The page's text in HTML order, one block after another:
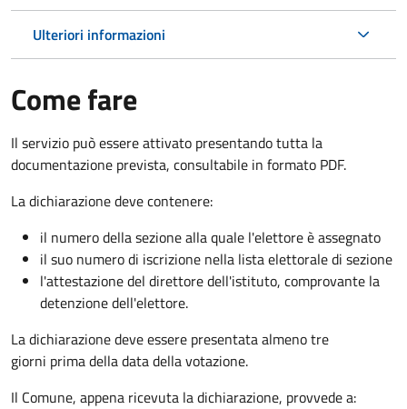
Ulteriori informazioni
Come fare
Il servizio può essere attivato presentando tutta la
documentazione prevista, consultabile in formato PDF.
La dichiarazione deve contenere:
il numero della sezione alla quale l'elettore è assegnato
il suo numero di iscrizione nella lista elettorale di sezione
l'attestazione del direttore dell'istituto, comprovante la
detenzione dell'elettore.
La dichiarazione deve essere presentata almeno tre
giorni prima della data della votazione.
Il Comune, appena ricevuta la dichiarazione, provvede a: